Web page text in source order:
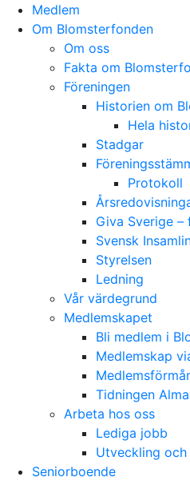
Medlem
Om Blomsterfonden
Om oss
Fakta om
Föreningen
Historien om
Hela
Stadgar
Protokoll
Giva Sverige
Svensk
Styrelsen
Ledning
Vår värdegrund
Medlemskapet
Bli medlem i
Medlemskap
Tidningen Alma
Arbeta hos oss
Lediga jobb
Utveckling och
Seniorboende